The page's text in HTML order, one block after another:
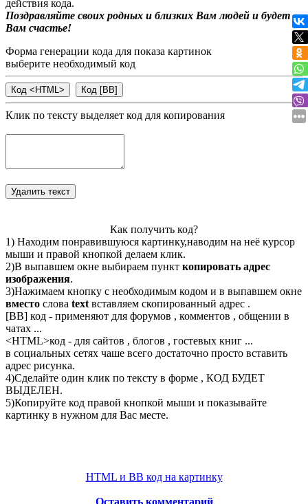
действия кода.
Поздравляйте своих родных и близких Вам людей и будет
Вам счастье!
Форма генерации кода для показа картинок
выберите необходимый код
Клик по тексту выделяет код для копирования
Как получить код?
1) Находим понравившуюся картинку,наводим на неё курсор
мыши и правой кнопкой делаем клик.
2)В выпавшем окне выбираем пункт копировать адрес
изображения.
3)Нажимаем кнопку с необходимым кодом и в выпавшем окне
вместо слова text вставляем скопированный адрес .
[BB] код - применяют для форумов , комментов , общении в
чатах ...
<HTML>код - для сайтов , блогов , гостевых книг ...
в социальных сетях чаше всего достаточно просто вставить
адрес рисунка.
4)Сделайте один клик по тексту в форме , КОД БУДЕТ
ВЫДЕЛЕН.
5)Копируйте код правой кнопкой мыши и показывайте
картинку в нужном для Вас месте.
HTML и BB код на картинку
Оставить комментарий